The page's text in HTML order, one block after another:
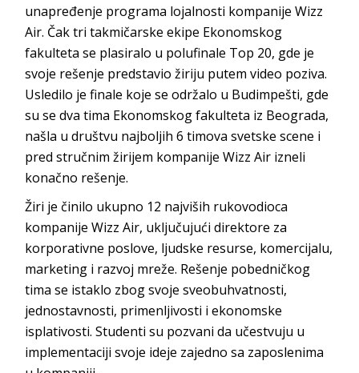
unapređenje programa lojalnosti kompanije Wizz
Air. Čak tri takmičarske ekipe Ekonomskog
fakulteta se plasiralo u polufinale Top 20, gde je
svoje rešenje predstavio žiriju putem video poziva.
Usledilo je finale koje se održalo u Budimpešti, gde
su se dva tima Ekonomskog fakulteta iz Beograda,
našla u društvu najboljih 6 timova svetske scene i
pred stručnim žirijem kompanije Wizz Air izneli
konačno rešenje.
Žiri je činilo ukupno 12 najviših rukovodioca
kompanije Wizz Air, uključujući direktore za
korporativne poslove, ljudske resurse, komercijalu,
marketing i razvoj mreže. Rešenje pobedničkog
tima se istaklo zbog svoje sveobuhvatnosti,
jednostavnosti, primenljivosti i ekonomske
isplativosti. Studenti su pozvani da učestvuju u
implementaciji svoje ideje zajedno sa zaposlenima